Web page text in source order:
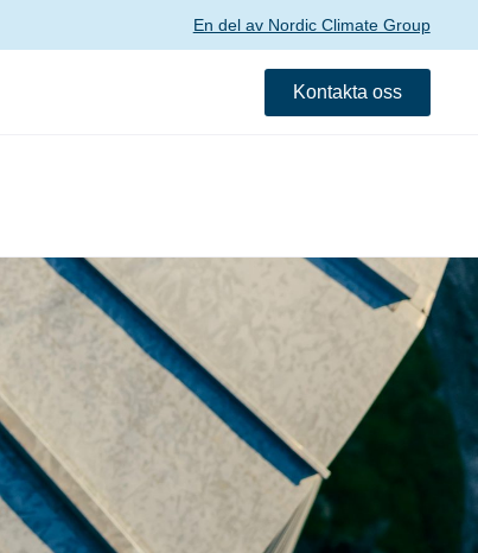
En del av Nordic Climate Group
Kontakta oss